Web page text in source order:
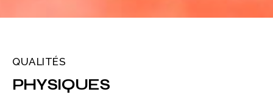
QUALITÉS
PHYSIQUES